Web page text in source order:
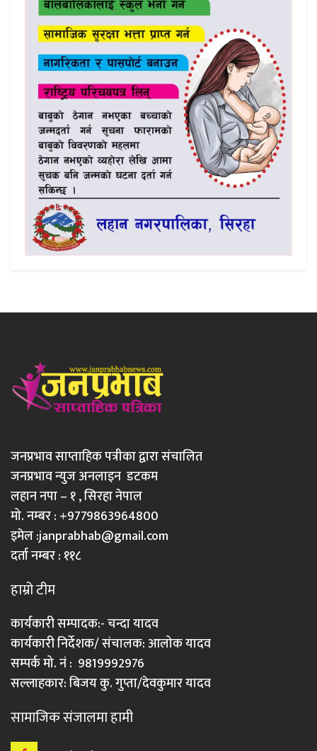
जनप्रभाव साप्ताहिक पत्रीका द्वारा संचालित
जनप्रभाव न्युज अनलाइन डटकम
लहान नपा – १ , सिरहा नेपाल
मो. नम्बर : +9779863964800
इमेल :janprabhab@gmail.com
दर्ता नम्बर : ११८
हाम्रो टीम
कार्यकारी सम्पादक:- चन्दा यादव
कार्यकारी निर्देशक/ संचालक: आलोक यादव
सम्पर्क मो. नं : 9819992976
सल्लाहकार: बिजय कु. गुप्ता/देवकुमार यादव
सामाजिक संजालमा हामी